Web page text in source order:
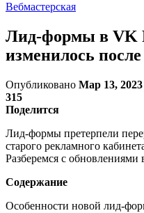
Вебмастерская
Лид-формы в VK
изменилось после
Опубликовано Мар 13, 2023
315
Поделится
Лид-формы претерпели
старого рекламного
Разберемся с обновлениями
Содержание
Особенности новой лид-